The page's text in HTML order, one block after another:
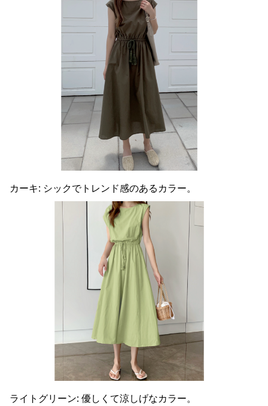
カーキ: シックでトレンド感のあるカラー。
ライトグリーン: 優しくて涼しげなカラー。